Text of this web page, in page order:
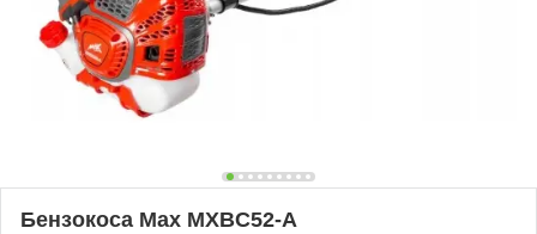
Бензокоса Max MXBC52-A